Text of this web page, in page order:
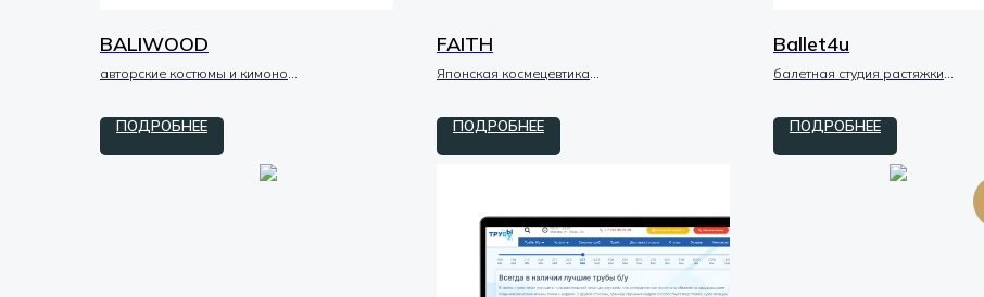
BALIWOOD
авторские костюмы и кимоно
ПОДРОБНЕЕ
FAITH
Японская космецевтика
ПОДРОБНЕЕ
Ballet4u
балетная студия растяжки
ПОДРОБНЕЕ